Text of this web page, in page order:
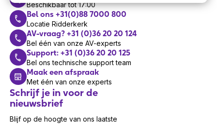
Beschikbaar tot 17:00
Bel ons +31(0)88 7000 800
Locatie Ridderkerk
AV-vraag? +31 (0)36 20 20 124
Bel één van onze AV-experts
Support: +31 (0)36 20 20 125
Bel ons technische support team
Maak een afspraak
Met één van onze experts
Schrijf je in voor de
nieuwsbrief
Blijf op de hoogte van ons laatste